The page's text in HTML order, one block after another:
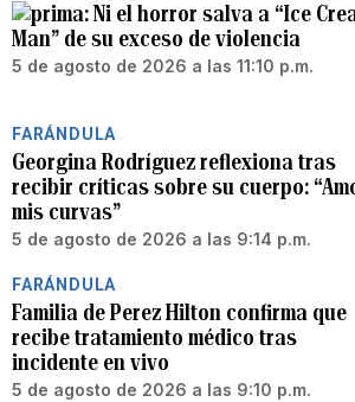
Ni el horror salva a “Ice
Man” de su exceso de violencia
5 de agosto de 2026 a las 11:10 p.m.
FARÁNDULA
Georgina Rodríguez reflexiona tras
recibir críticas sobre su cuerpo:
mis curvas”
5 de agosto de 2026 a las 9:14 p.m.
FARÁNDULA
Familia de Perez Hilton confirma que
recibe tratamiento médico tras
incidente en vivo
5 de agosto de 2026 a las 9:10 p.m.